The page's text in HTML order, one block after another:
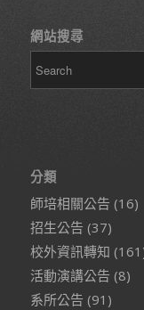
網站搜尋
分類
師培相關公告 (16)
招生公告 (37)
校外資訊轉知
活動演講公告 (8)
系所公告 (91)